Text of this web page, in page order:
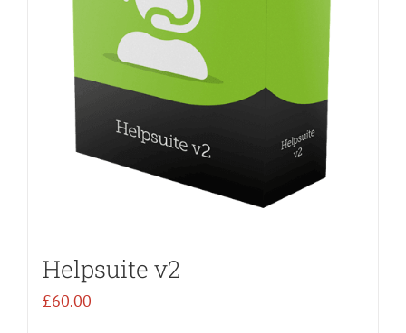
Helpsuite v2
£60.00